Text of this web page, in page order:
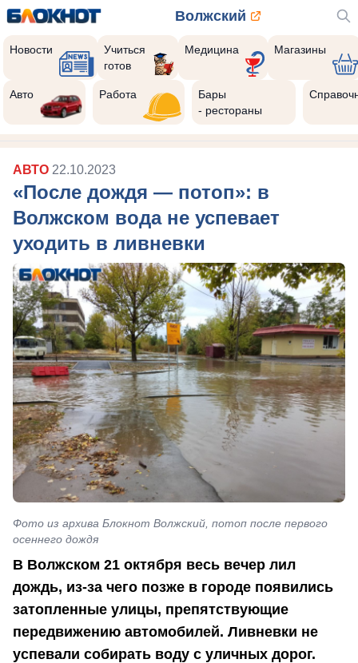
Волжский
Новости
Учиться
готов
Медицина Магазины
Авто Работа
Бары
- рестораны
АВТО 22.10.2023
«После дождя — потоп»: в
Волжском вода не успевает
уходить в ливневки
Фото из архива Блокнот Волжский, потоп после первого
осеннего дождя
В Волжском 21 октября весь вечер лил
дождь, из-за чего позже в городе появились
затопленные улицы, препятствующие
передвижению автомобилей. Ливневки не
успевали собирать воду с уличных дорог.